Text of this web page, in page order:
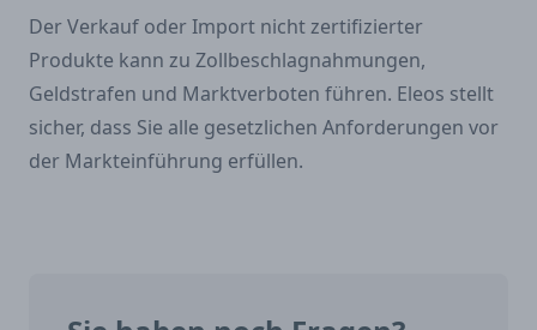
Der Verkauf oder Import nicht zertifizierter
Produkte kann zu Zollbeschlagnahmungen,
Geldstrafen und Marktverboten führen. Eleos stellt
sicher, dass Sie alle gesetzlichen Anforderungen vor
der Markteinführung erfüllen.